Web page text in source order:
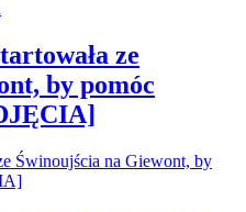
ze
by pomóc